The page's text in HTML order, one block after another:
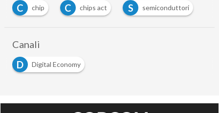
C
chip C chips act S semiconduttori
Canali
D
Digital Economy